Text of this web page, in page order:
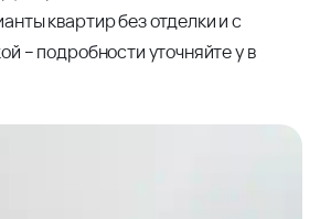
квартир без отделки и с
– подробности уточняйте у в